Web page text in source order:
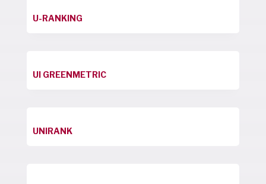
U-RANKING
UI GREENMETRIC
UNIRANK